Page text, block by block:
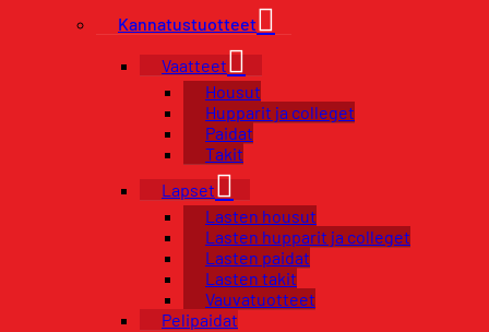
Kannatustuotteet
Vaatteet
Housut
Hupparit ja colleget
Paidat
Takit
Lapset
Lasten housut
Lasten hupparit ja colleget
Lasten paidat
Lasten takit
Vauvatuotteet
Pelipaidat